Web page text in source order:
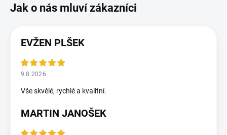
EVŽEN PLŠEK
9.8.2026
Vše skvělé, rychlé a kvalitní.
MARTIN JANOŠEK